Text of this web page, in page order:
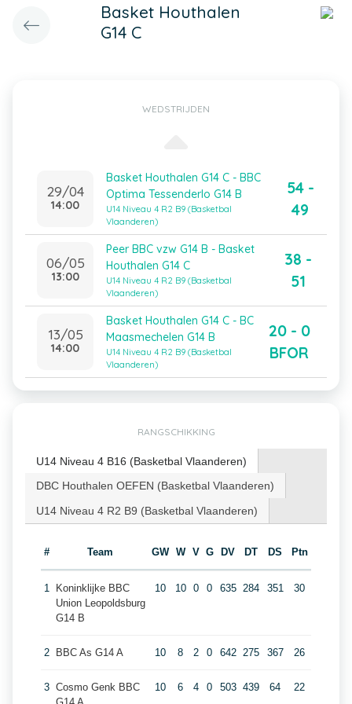
Basket Houthalen
G14 C
WEDSTRIJDEN
29/04
14:00
Basket Houthalen G14 C - BBC
Optima Tessenderlo G14 B
U14 Niveau 4 R2 B9 (Basketbal
Vlaanderen)
54 -
49
06/05
13:00
Peer BBC vzw G14 B - Basket
Houthalen G14 C
U14 Niveau 4 R2 B9 (Basketbal
Vlaanderen)
38 -
51
13/05
14:00
Basket Houthalen G14 C - BC
Maasmechelen G14 B
U14 Niveau 4 R2 B9 (Basketbal
Vlaanderen)
20 - 0
BFOR
RANGSCHIKKING
U14 Niveau 4 B16 (Basketbal Vlaanderen)
DBC Houthalen OEFEN (Basketbal Vlaanderen)
U14 Niveau 4 R2 B9 (Basketbal Vlaanderen)
# Team GW W V G DV DT DS Ptn
1
Koninklijke BBC
Union Leopoldsburg
G14 B
10 10 0 0 635 284 351 30
2 BBC As G14 A 10 8 2 0 642 275 367 26
3 Cosmo Genk BBC
10 6 4 0 503 439 64 22